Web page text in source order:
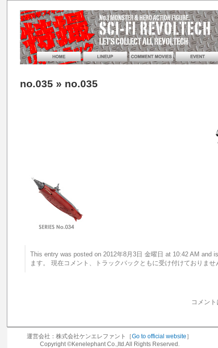
no.035 » no.035
This entry was posted on 2012年8月3日 金曜日 at 10:42 AM
ます。 現在コメント、トラックバックともに受け付けておりませ
コメン
運営会社：株式会社ケンエレファント［Go to official website ］
Copyright ©Kenelephant Co.,ltd.All Rights Reserved.